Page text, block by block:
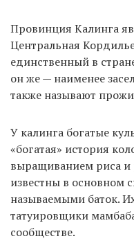
Провинция Калинга
Центральная
единственный в
он же — наименее
также называют
У калинга богатые
«богатая» история
выращиванием риса и
известны в основном
называемыми баток.
татуировщики
сообществе.